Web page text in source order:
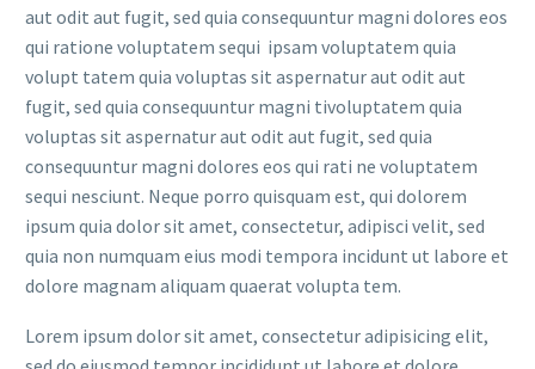
aut odit aut fugit, sed quia consequuntur magni dolores eos
qui ratione voluptatem sequi ipsam voluptatem quia
volupt tatem quia voluptas sit aspernatur aut odit aut
fugit, sed quia consequuntur magni tivoluptatem quia
voluptas sit aspernatur aut odit aut fugit, sed quia
consequuntur magni dolores eos qui rati ne voluptatem
sequi nesciunt. Neque porro quisquam est, qui dolorem
ipsum quia dolor sit amet, consectetur, adipisci velit, sed
quia non numquam eius modi tempora incidunt ut labore et
dolore magnam aliquam quaerat volupta tem.
Lorem ipsum dolor sit amet, consectetur adipisicing elit,